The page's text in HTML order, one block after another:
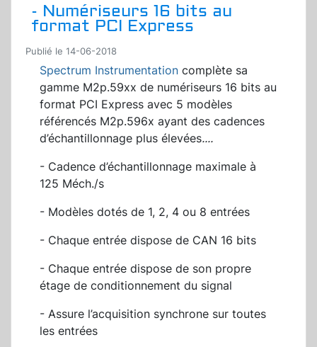
- Numériseurs 16 bits au
format PCI Express
Publié le 14-06-2018
Spectrum Instrumentation complète sa
gamme M2p.59xx de numériseurs 16 bits au
format PCI Express avec 5 modèles
référencés M2p.596x ayant des cadences
d’échantillonnage plus élevées....
- Cadence d’échantillonnage maximale à
125 Méch./s
- Modèles dotés de 1, 2, 4 ou 8 entrées
- Chaque entrée dispose de CAN 16 bits
- Chaque entrée dispose de son propre
étage de conditionnement du signal
- Assure l’acquisition synchrone sur toutes
les entrées